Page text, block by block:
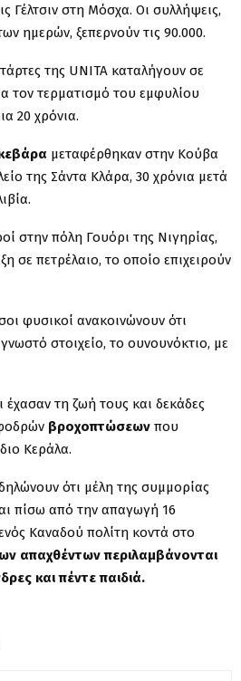
στη Μόσχα. Οι συλλήψεις,
ημερών, ξεπερνούν τις 90.000.
της UNITA καταλήγουν σε
τον τερματισμό του εμφυλίου
20 χρόνια.
μεταφέρθηκαν στην Κούβα
της Σάντα Κλάρα, 30 χρόνια μετά
στην πόλη Γουόρι της Νιγηρίας,
σε πετρέλαιο, το οποίο επιχειρούν
φυσικοί ανακοινώνουν ότι
στοιχείο, το ουνουνόκτιο, με
έχασαν τη ζωή τους και δεκάδες
βροχοπτώσεων που
Κεράλα.
ότι μέλη της συμμορίας
πίσω από την απαγωγή 16
Καναδού πολίτη κοντά στο
απαχθέντων περιλαμβάνονται
και πέντε παιδιά.